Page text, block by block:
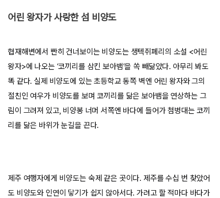
어린 왕자가 사랑한 섬 비양도
협재해변에서 빤히 건너보이는 비양도는 생텍쥐페리의 소설 <어린
왕자>에 나오는 ‘코끼리를 삼킨 보아뱀’을 쏙 빼닮았다. 아무리 봐도
똑 같다. 실제 비양도에 있는 초등학교 동쪽 벽엔 어린 왕자와 그의
절친인 여우가 비양도를 보며 코끼리를 닮은 보아뱀을 연상하는 그
림이 그려져 있고, 비양봉 너머 서쪽엔 바다에 들어가 첨벙대는 코끼
리를 닮은 바위가 눈길을 끈다.
제주 여행자에게 비양도는 숙제 같은 곳이다. 제주를 수십 번 찾았어
도 비양도와 인연이 닿기가 쉽지 않아서다. 가려고 할 적마다 바다가